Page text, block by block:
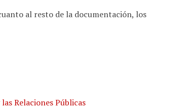
al resto de la documentación, los
Relaciones Públicas